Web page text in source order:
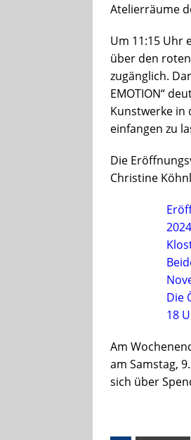
Atelierräume
Um 11:15 Uhr
über den
zugänglich.
EMOTION“
Kunstwerke in
einfangen zu
Die
Christine
Die
18
Am
am Samstag,
sich über